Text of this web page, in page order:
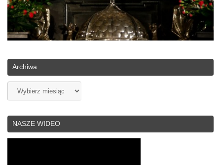
Archiwa
NASZE WIDEO